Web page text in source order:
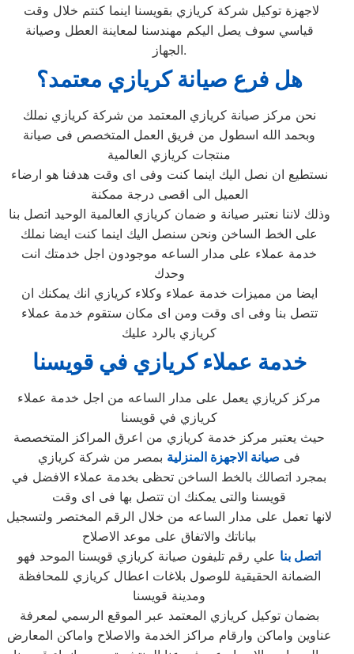
قياسي سوف يصل اليكم مهندسنا لمعاينة العطل وصيانة
الجهاز.
هل فرع صيانة كريازي معتمد؟
نحن مركز صيانة كريازي المعتمد من شركة كريازي نملك
وبحمد الله اسطول من فريق العمل المتخصص فى صيانة
منتجات كريازي العالمية
نستطيع ان نصل اليك اينما كنت وفى اى وقت هدفنا هو ارضاء
العميل الى اقصى درجة ممكنة
وذلك لاننا نعتبر صيانة و ضمان كريازي العالمية الوحيد اتصل بنا
على الخط الساخن ونحن سنصل اليك اينما كنت ايضا نملك
خدمة عملاء على مدار الساعه موجودون اجل خدمتك انت
وحدك
ايضا من مميزات خدمة عملاء وكلاء كريازي انك يمكنك ان
تتصل بنا وفى اى وقت ومن اى مكان ستقوم خدمة عملاء
كريازي بالرد عليك
خدمة عملاء كريازي في قويسنا
مركز كريازي يعمل على مدار الساعه من اجل خدمة عملاء
كريازي في قويسنا
حيث يعتبر مركز خدمة كريازي من اعرق المراكز المتخصصة
فى صيانة الاجهزة المنزلية بمصر من شركة كريازي
بمجرد اتصالك بالخط الساخن تحظى بخدمة عملاء الافضل في
قويسنا والتى يمكنك ان تتصل بها فى اى وقت
لانها تعمل على مدار الساعه من خلال الرقم المختصر ولتسجيل
بياناتك والاتفاق على موعد الاصلاح
اتصل بنا علي رقم تليفون صيانة كريازي قويسنا الموحد فهو
الضمانة الحقيقية للوصول بلاغات اعطال كريازي للمحافظة
ومدينة قويسنا
بضمان توكيل كريازي المعتمد عبر الموقع الرسمي لمعرفة
عناوين واماكن وارقام مراكز الخدمة والاصلاح واماكن المعارض